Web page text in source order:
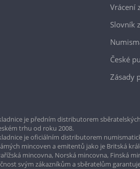
Vrácení
Slovník
České
Zásady
je předním distributorem
trhu od roku 2008.
je oficiálním distributorem
mincoven a emitentů jako je Britská
mincovna, Norská mincovna, Finská
svým zákazníkům a sběratelům